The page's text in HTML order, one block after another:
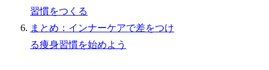
習慣をつくる
まとめ：インナーケアで差をつけ
る痩身習慣を始めよう